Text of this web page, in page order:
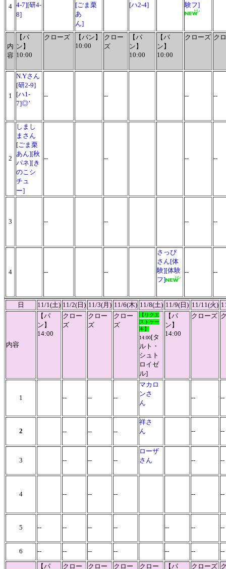
4 4-7][研4-
8]
[ごま栗
あ
ん]
[ハ2-4]
験フ]
内
容
【パ
ン】
10:00
クローズ
【パン】
10:00
クロー
ズ
【パ
ン】
10:00
【パ
ン】
10:00
クローズ ク
1
N.Yさん
[研2-9]
[ハ1-
7]◎’
-- -- -- --
2
しまし
まさん
[ごま栗
あん][秋
パネ][き
のこシ
チュ
ー]
-- -- -- --
3 -- -- -- --
4 -- --
さっぴ
さん[体
験][体験
フ]
-- --
日 11/1(土) 11/2(日) 11/3(月) 11/6(木) 11/8(土) 11/9(日) 11/11(火)
内容
【パ
ン】
14:00
クロー
ズ
クロー
ズ
クロー
ズ
【リクエ
ストケー
キ】
14:00[タ
ルト・
シュト
ロイゼ
ル]
【パ
ン】
14:00
クローズ
1 -- -- --
マカロ
ンさ
ん
--
2 -- -- --
祥さ
ん
--
3 -- -- --
ローザ
さん
-- --
4 -- -- -- -- --
5 -- -- -- -- -- -- --
6 -- -- -- -- -- --
--
【パ
クロー クロー クロー クロー 【パ クローズ